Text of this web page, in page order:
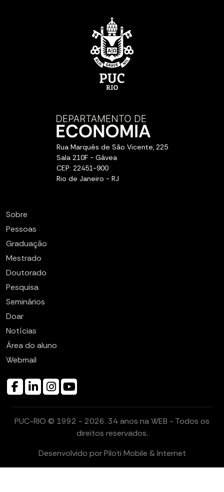
Rua Marquês de São Vicente, 225
Sala 210F - Gávea
CEP: 22451-900
Rio de Janeiro - RJ
Sobre
Pessoas
Graduação
Mestrado
Doutorado
Pesquisa
Seminários
Doar
Notícias
Área do aluno
Webmail
PUC-RIO © 1992 - 2026. 34 anos na WEB - Todos os
direitos reservados.
Desenvolvido porPiloti Mobile & Internet